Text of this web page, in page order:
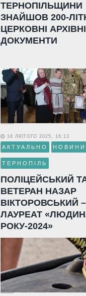
ТЕРНОПІЛЬЩИНИ
ЗНАЙШОВ 200-
ЦЕРКОВНІ АРХІВНІ
ДОКУМЕНТИ
18 ЛЮТОГО 2025, 16:13
АКТУАЛЬНО НОВИНИ
ТЕРНОПІЛЬ
ПОЛІЦЕЙСЬКИЙ
ВЕТЕРАН НАЗАР
ВІКТОРОВСЬКИЙ –
ЛАУРЕАТ
РОКУ-2024»